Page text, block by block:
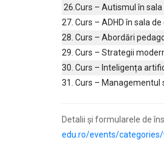
26. Curs – Autismul în
27. Curs – ADHD în sala
28. Curs – Abordări
29. Curs – Strategii
30. Curs – Inteligența
31. Curs – Managementul
Detalii și formularele de
edu.ro/events/